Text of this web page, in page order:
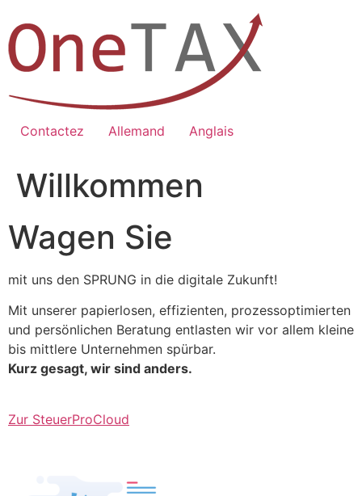
Inhalt
springen
Contactez Allemand Anglais
Willkommen
Wagen Sie
mit uns den SPRUNG in die digitale Zukunft!
Mit unserer papierlosen, effizienten, prozessoptimierten
und persönlichen Beratung entlasten wir vor allem kleine
bis mittlere Unternehmen spürbar.
Kurz gesagt, wir sind anders.
Zur SteuerProCloud